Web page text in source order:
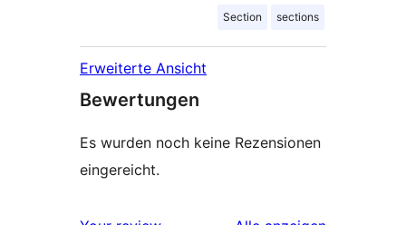
Section sections
Erweiterte Ansicht
Bewertungen
Es wurden noch keine Rezensionen
eingereicht.